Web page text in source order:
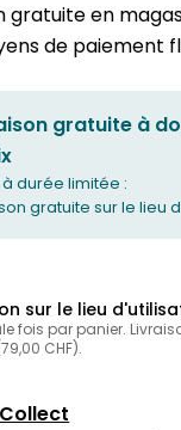
gratuite en
de paiement
gratuite à
durée limitée :
gratuite sur le lieu
sur le lieu
fois par panier.
CHF).